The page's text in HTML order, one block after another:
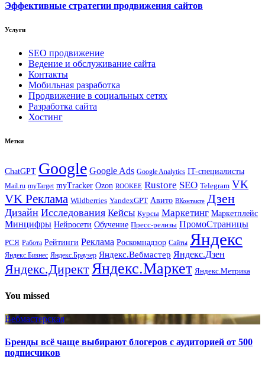
Эффективные стратегии продвижения сайтов
Услуги
SEO продвижение
Ведение и обслуживание сайта
Контакты
Мобильная разработка
Продвижение в социальных сетях
Разработка сайта
Хостинг
Метки
ChatGPT Google Google Ads Google Analytics IT-специалисты
Mail.ru myTarget myTracker Ozon ROOKEE Rustore SEO Telegram VK
VK Реклама Wildberries YandexGPT Авито ВКонтакте Дзен
Дизайн Исследования Кейсы Курсы Маркетинг Маркетплейс
Минцифры Нейросети Обучение Пресс-релизы ПромоСтраницы
РСЯ Работа Рейтинги Реклама Роскомнадзор Сайты Яндекс
Яндекс.Бизнес Яндекс.Браузер Яндекс.Вебмастер Яндекс.Дзен
Яндекс.ДиректЯндекс.Маркет Яндекс.Метрика
You missed
Вебмастерская
Бренды всё чаще выбирают блогеров с аудиторией от 500
подписчиков